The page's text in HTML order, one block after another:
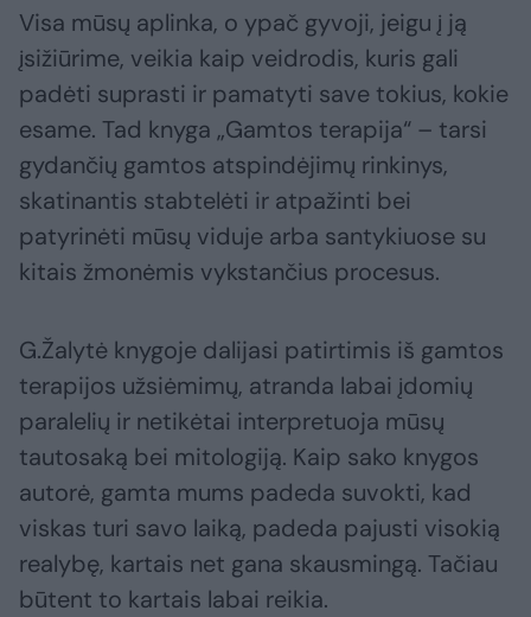
Visa mūsų aplinka, o ypač gyvoji, jeigu į ją
įsižiūrime, veikia kaip veidrodis, kuris gali
padėti suprasti ir pamatyti save tokius, kokie
esame. Tad knyga „Gamtos terapija“ – tarsi
gydančių gamtos atspindėjimų rinkinys,
skatinantis stabtelėti ir atpažinti bei
patyrinėti mūsų viduje arba santykiuose su
kitais žmonėmis vykstančius procesus.
G.Žalytė knygoje dalijasi patirtimis iš gamtos
terapijos užsiėmimų, atranda labai įdomių
paralelių ir netikėtai interpretuoja mūsų
tautosaką bei mitologiją. Kaip sako knygos
autorė, gamta mums padeda suvokti, kad
viskas turi savo laiką, padeda pajusti visokią
realybę, kartais net gana skausmingą. Tačiau
būtent to kartais labai reikia.